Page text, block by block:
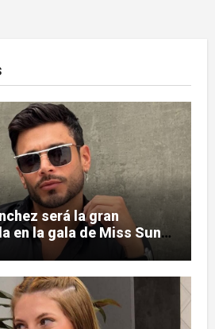
será la gran
en la gala de Miss Sun